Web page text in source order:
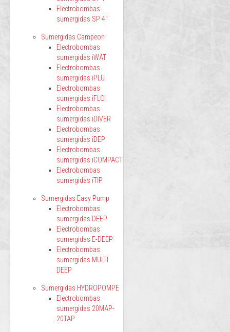
Electrobombas
sumergidas SP 4"
Sumergidas Campeon
Electrobombas
sumergidas iWAT
Electrobombas
sumergidas iPLU
Electrobombas
sumergidas iFLO
Electrobombas
sumergidas iDIVER
Electrobombas
sumergidas iDEP
Electrobombas
sumergidas iCOMPACT
Electrobombas
sumergidas iTIP
Sumergidas Easy Pump
Electrobombas
sumergidas DEEP
Electrobombas
sumergidas E-DEEP
Electrobombas
sumergidas MULTI
DEEP
Sumergidas HYDROPOMPE
Electrobombas
sumergidas 20MAP-
20TAP